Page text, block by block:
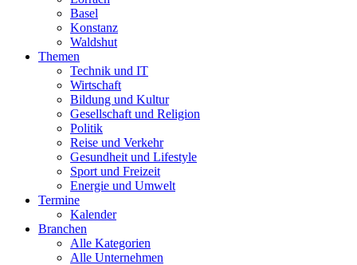
Basel
Konstanz
Waldshut
Themen
Technik und IT
Wirtschaft
Bildung und Kultur
Gesellschaft und Religion
Politik
Reise und Verkehr
Gesundheit und Lifestyle
Sport und Freizeit
Energie und Umwelt
Termine
Kalender
Branchen
Alle Kategorien
Alle Unternehmen